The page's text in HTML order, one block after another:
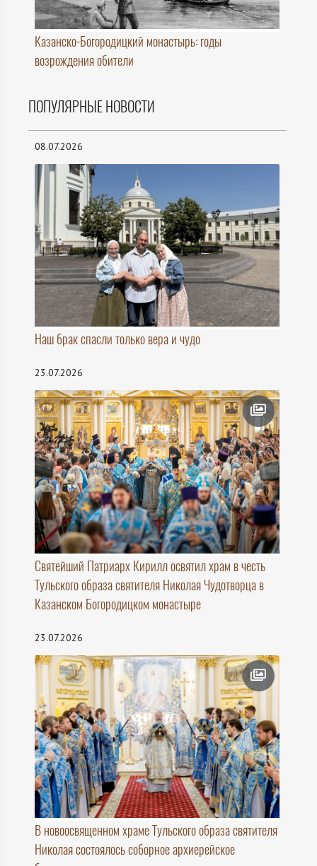
Казанско-Богородицкий монастырь: годы
возрождения обители
ПОПУЛЯРНЫЕ НОВОСТИ
08.07.2026
Наш брак спасли только вера и чудо
23.07.2026
Святейший Патриарх Кирилл освятил храм в честь
Тульского образа святителя Николая Чудотворца в
Казанском Богородицком монастыре
23.07.2026
В новоосвященном храме Тульского образа святителя
Николая состоялось соборное архиерейское